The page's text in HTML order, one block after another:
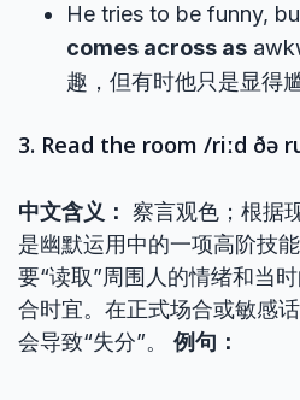
He tries to be funny,
comes across as
趣，但有时他只是显得
3. Read the room /riːd ðə
中文含义： 察言观色；根据
是幽默运用中的一项高阶技
要“读取”周围人的情绪和当
合时宜。在正式场合或敏感
会导致“失分”。 例句：